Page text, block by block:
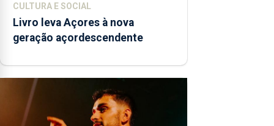
CULTURA E SOCIAL
Livro leva Açores à nova
geração açordescendente